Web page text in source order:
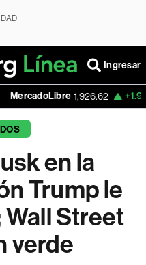
Ingresar
1,926.62 +1.93% Banco
en la
Trump le
Street
verde